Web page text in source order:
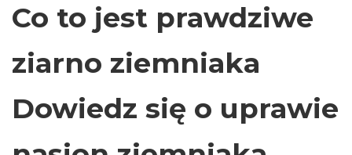
Co to jest prawdziwe
ziarno ziemniaka
Dowiedz się o uprawie